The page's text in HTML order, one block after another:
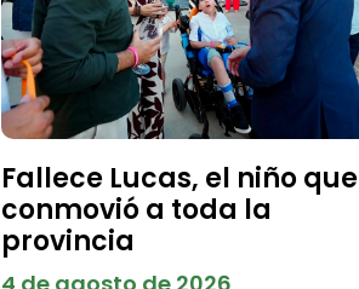
Fallece Lucas, el niño que
conmovió a toda la
provincia